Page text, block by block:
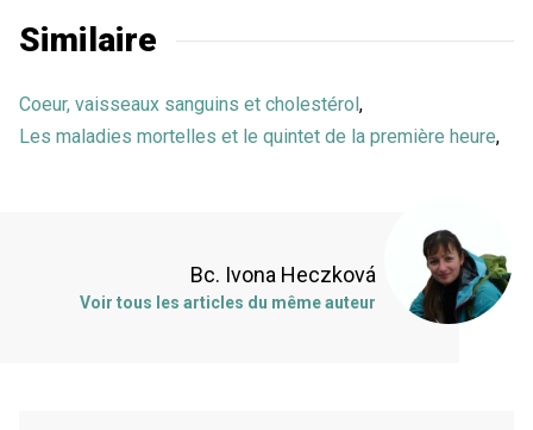
Similaire
Coeur, vaisseaux sanguins et cholestérol ,
Les maladies mortelles et le quintet de la première heure,
Bc. Ivona Heczková
Voir tous les articles du même auteur